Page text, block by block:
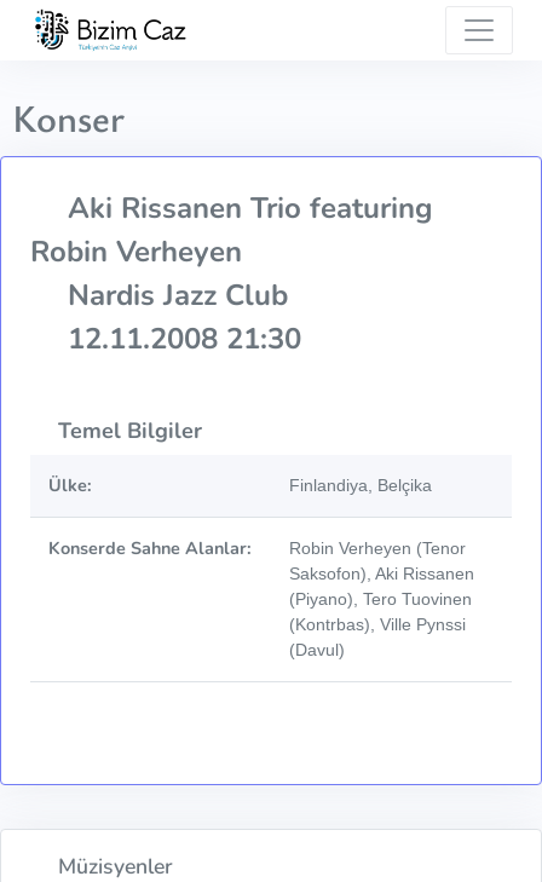
Konser
Aki Rissanen Trio featuring
Robin Verheyen
Nardis Jazz Club
12.11.2008 21:30
Temel Bilgiler
Ülke: Finlandiya, Belçika
Konserde Sahne Alanlar:
Robin Verheyen (Tenor
Saksofon), Aki Rissanen
(Piyano), Tero Tuovinen
(Kontrbas), Ville Pynssi
(Davul)
Müzisyenler